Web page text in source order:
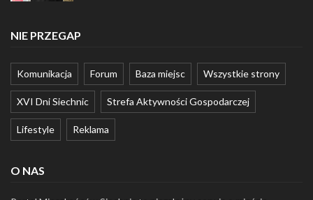
NIE PRZEGAP
Komunikacja Forum Baza miejsc Wszystkie strony
XVI Dni Siechnic Strefa Aktywności Gospodarczej
Lifestyle Reklama
O NAS